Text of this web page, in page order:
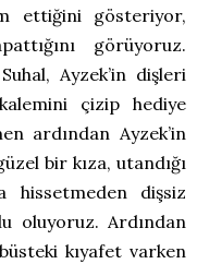
ettiğini gösteriyor,
görüyoruz.
Ayzek’in dişleri
çizip hediye
ardından Ayzek’in
bir kıza, utandığı
hissetmeden dişsiz
oluyoruz. Ardından
kıyafet varken